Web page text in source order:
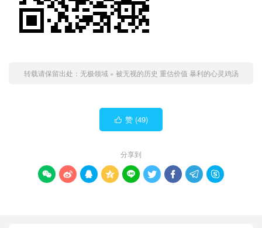
转载请保留出处： 无极领域 » 被无视的历史 重估价值 暴利的心灵鸡汤
 赞 (49)
分享到
        